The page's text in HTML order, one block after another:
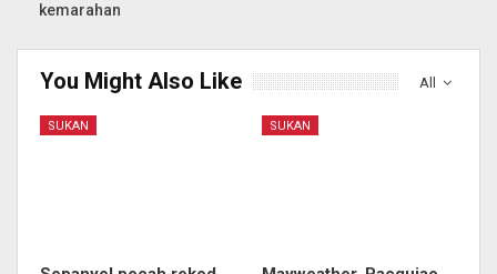
kemarahan
All
You Might Also Like
SUKAN SUKAN